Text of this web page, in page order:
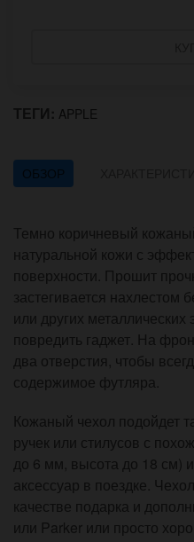
ТЕГИ: APPLE
ОБЗОР
Темно коричневый
натуральной кожи с
поверхности. Прошит
застегивается нахлестом
или других
повредить гаджет. На
два отверстия, чтобы
содержимое футляра.
Кожаный чехол подойдет
ручек или стилусов с
до 6 мм, высота до 18 см)
аксессуар в поездке.
качестве подарка и
или Parker или просто